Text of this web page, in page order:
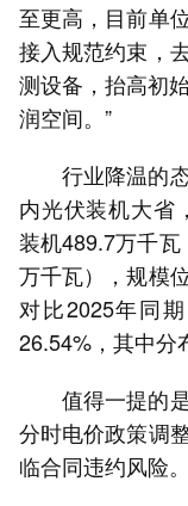
至更高，目前单
接入规范约束，
测设备，抬高初
润空间。”
行业降温的
内光伏装机大省
装机489.7万千
万千瓦），规模
对比2025年同
26.54%，其中分
值得一提的
分时电价政策调
临合同违约风险。